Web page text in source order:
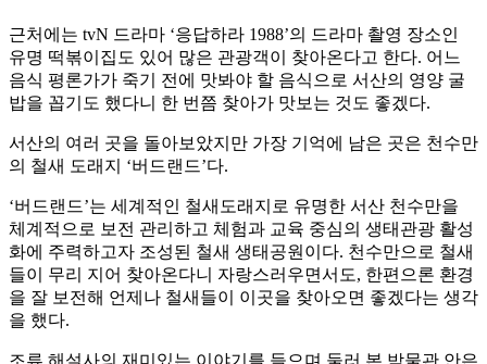
근처에는 tvN 드라마 ‘응답하라 1988’의 드라마 촬영 장소인
유명 떡볶이집도 있어 많은 관광객이 찾아온다고 한다. 어느
음식 평론가가 죽기 전에 맛봐야 할 음식으로 서산의 영양 굴
밥을 꼽기도 했다니 한 번쯤 찾아가 맛보는 것도 좋겠다.
서산의 여러 곳을 돌아보았지만 가장 기억에 남은 곳은 천수만
의 철새 도래지 ‘버드랜드’다.
‘버드랜드’는 세계적인 철새도래지로 유명한 서산 천수만을
체계적으로 보전 관리하고 체험과 교육 중심의 생태관광 활성
화에 주력하고자 조성된 철새 생태공원이다. 천수만으로 철새
들이 무리 지어 찾아온다니 자랑스러우면서도, 한편으론 환경
을 잘 보전해 언제나 철새들이 이곳을 찾아오면 좋겠다는 생각
을 했다.